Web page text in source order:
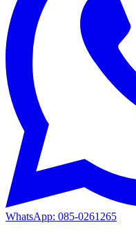
WhatsApp: 085-0261265